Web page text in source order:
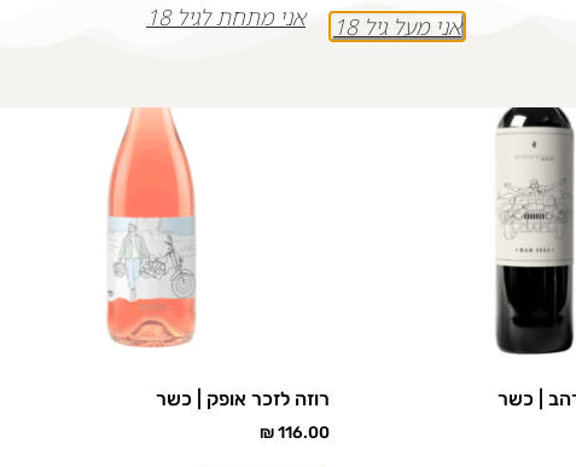
רהב | כשר רוזה לזכר אופק | כשר
₪116.00
אני מעל גיל 18 אני מתחת לגיל 18